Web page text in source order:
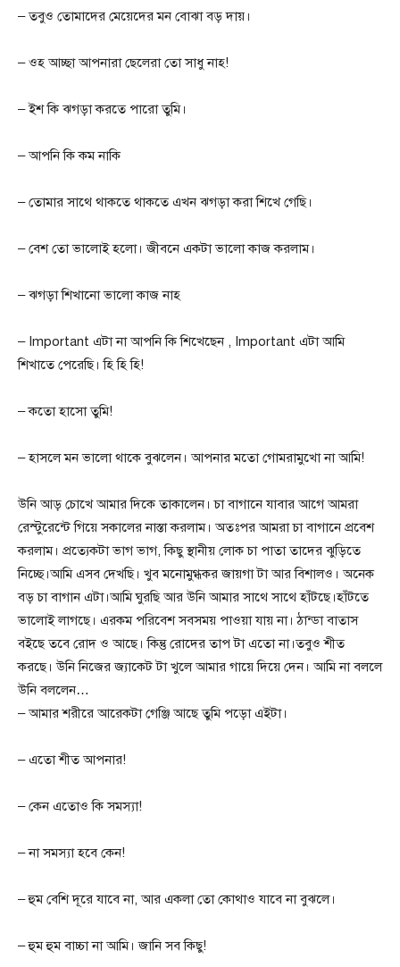
– তবুও তোমাদের মেয়েদের মন বোঝা বড় দায়।
– ওহ আচ্ছা আপনারা ছেলেরা তো সাধু নাহ!
– ইশ কি ঝগড়া করতে পারো তুমি।
– আপনি কি কম নাকি ‌
– তোমার সাথে থাকতে থাকতে এখন ঝগড়া করা শিখে গেছি।
– বেশ তো ভালোই হলো। জীবনে একটা ভালো কাজ করলাম।
– ঝগড়া শিখানো ভালো কাজ নাহ ‌
– Important এটা না আপনি কি শিখেছেন , Important এটা আমি
শিখাতে পেরেছি। হি হি হি!
– কতো হাসো তুমি!
– হাসলে মন ভালো থাকে বুঝলেন। আপনার মতো গোমরামুখো না আমি!
উনি আড় চোখে আমার দিকে তাকালেন। চা বাগানে যাবার আগে আমরা
রেস্টুরেন্টে গিয়ে সকালের নাস্তা করলাম। অতঃপর আমরা চা বাগানে প্রবেশ
করলাম। প্রত্যেকটা ভাগ ভাগ, কিছু স্থানীয় লোক চা পাতা তাদের ঝুড়িতে
নিচ্ছে।আমি এসব দেখছি। খুব মনোমুগ্ধকর জায়গা টা আর বিশালও। অনেক
বড় চা বাগান এটা।‌আমি ঘুরছি আর উনি আমার সাথে সাথে হাঁটছে।হাঁটতে
ভালোই লাগছে। এরকম পরিবেশ সবসময় পাওয়া যায় না। ঠান্ডা বাতাস
বইছে তবে রোদ ও আছে।‌ কিন্তু রোদের তাপ টা এতো না।তবুও শীত
করছে। উনি নিজের জ্যাকেট টা খুলে আমার গায়ে দিয়ে দেন। আমি না বললে
উনি বললেন…
– আমার শরীরে আরেকটা গেঞ্জি আছে তুমি পড়ো এইটা।
– এতো শীত আপনার!
– কেন এতোও কি সমস্যা!
– না সমস্যা হবে কেন!
– হুম বেশি দূরে যাবে না, আর একলা তো কোথাও যাবে না বুঝলে।
– হুম হুম বাচ্চা না আমি। জানি সব কিছু!